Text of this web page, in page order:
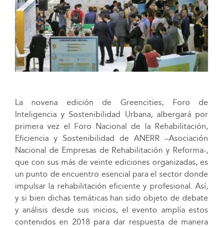
La novena edición de Greencities, Foro de
Inteligencia y Sostenibilidad Urbana, albergará por
primera vez el Foro Nacional de la Rehabilitación,
Eficiencia y Sostenibilidad de ANERR –Asociación
Nacional de Empresas de Rehabilitación y Reforma-,
que con sus más de veinte ediciones organizadas, es
un punto de encuentro esencial para el sector donde
impulsar la rehabilitación eficiente y profesional. Así,
y si bien dichas temáticas han sido objeto de debate
y análisis desde sus inicios, el evento amplía estos
contenidos en 2018 para dar respuesta de manera